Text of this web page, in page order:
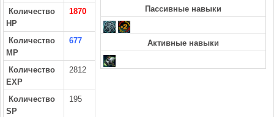
Количество
HP
1870
Количество
MP
677
Количество
EXP
2812
Количество
SP
195
Пассивные навыки
Активные навыки